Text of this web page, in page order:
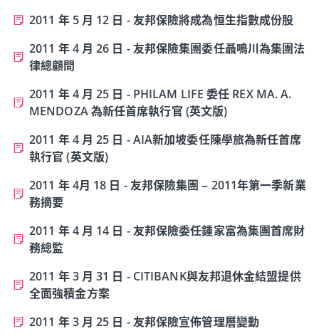
2011 年 5 月 12 日 - 友邦保險將成為恒生指數成份股
2011 年 4 月 26 日 - 友邦保險集團委任聶鳴川為集團法
律總顧問
2011 年 4 月 25 日 - PHILAM LIFE 委任 REX MA. A.
MENDOZA 為新任首席執行官 (英文版)
2011 年 4 月 25 日 - AIA新加坡委任陳學旅為新任首席
執行官 (英文版)
2011 年 4月 18 日 - 友邦保險集團 – 2011年第一季新業
務摘要
2011 年 4 月 14 日 - 友邦保險委任鍾家富為集團首席財
務總監
2011 年 3 月 31 日 - CITIBANK與友邦退休金結盟提供
全面強積金方案
2011 年 3 月 25 日 - 友邦保險宣佈管理層變動